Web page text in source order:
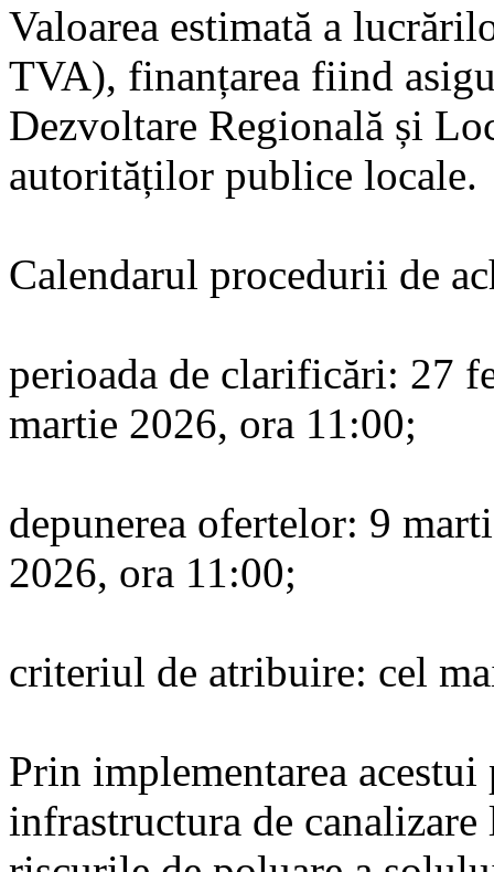
Valoarea estimată a
TVA), finanțarea fiind
Dezvoltare Regională și
autorităților publice locale.
Calendarul procedurii de
perioada de clarificări: 27
martie 2026, ora 11:00;
depunerea ofertelor: 9
2026, ora 11:00;
criteriul de atribuire: cel
Prin implementarea
infrastructura de